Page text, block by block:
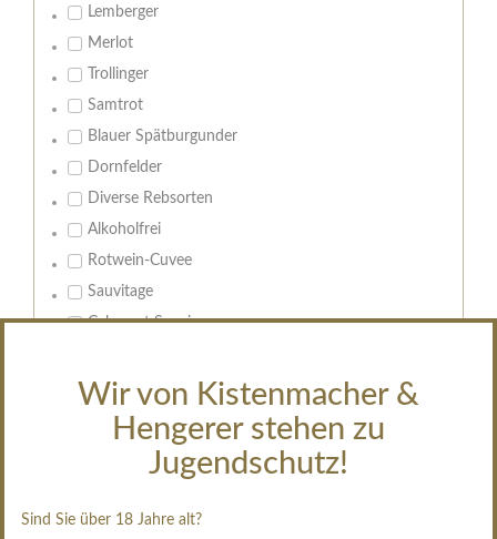
Wir von Kistenmacher &
Hengerer stehen zu
Jugendschutz!
Sind Sie über 18 Jahre alt?
Lemberger
Merlot
Trollinger
Samtrot
Blauer Spätburgunder
Dornfelder
Diverse Rebsorten
Alkoholfrei
Rotwein-Cuvee
Sauvitage
Cabernet Sauvignon
Geschmack:
trocken
feinherb
halbtrocken
edelsüß